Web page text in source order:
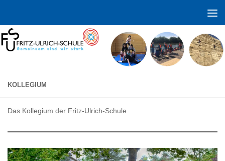
KOLLEGIUM
Das Kollegium der Fritz-Ulrich-Schule